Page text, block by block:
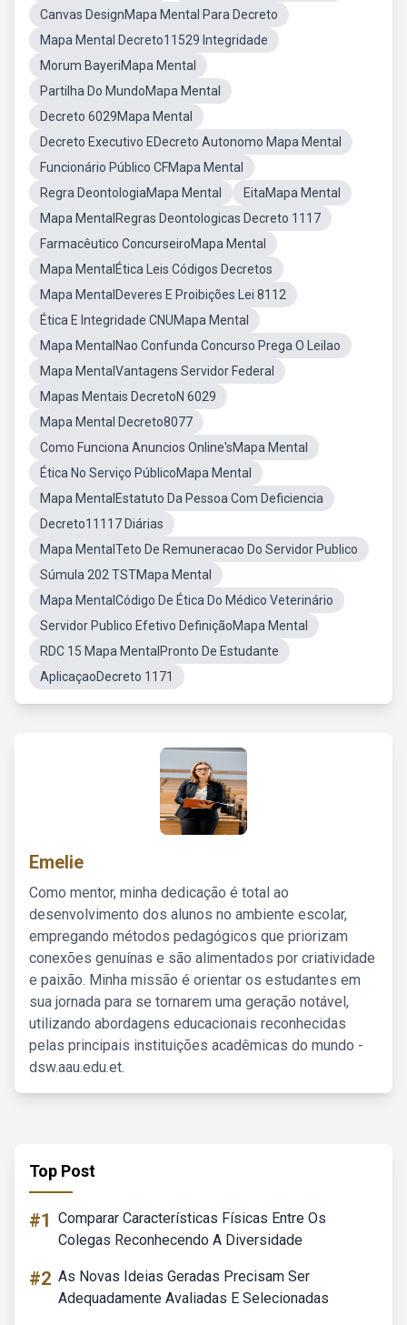
Canvas DesignMapa Mental Para Decreto
Mapa Mental Decreto11529 Integridade
Morum BayeriMapa Mental
Partilha Do MundoMapa Mental
Decreto 6029Mapa Mental
Decreto Executivo EDecreto Autonomo Mapa Mental
Funcionário Público CFMapa Mental
Regra DeontologiaMapa Mental
EitaMapa Mental
Mapa MentalRegras Deontologicas Decreto 1117
Farmacêutico ConcurseiroMapa Mental
Mapa MentalÉtica Leis Códigos Decretos
Mapa MentalDeveres E Proibições Lei 8112
Ética E Integridade CNUMapa Mental
Mapa MentalNao Confunda Concurso Prega O Leilao
Mapa MentalVantagens Servidor Federal
Mapas Mentais DecretoN 6029
Mapa Mental Decreto8077
Como Funciona Anuncios Online'sMapa Mental
Ética No Serviço PúblicoMapa Mental
Mapa MentalEstatuto Da Pessoa Com Deficiencia
Decreto11117 Diárias
Mapa MentalTeto De Remuneracao Do Servidor Publico
Súmula 202 TSTMapa Mental
Mapa MentalCódigo De Ética Do Médico Veterinário
Servidor Publico Efetivo DefiniçãoMapa Mental
RDC 15 Mapa MentalPronto De Estudante
AplicaçaoDecreto 1171
Emelie
Como mentor, minha dedicação é total ao
desenvolvimento dos alunos no ambiente escolar,
empregando métodos pedagógicos que priorizam
conexões genuínas e são alimentados por criatividade
e paixão. Minha missão é orientar os estudantes em
sua jornada para se tornarem uma geração notável,
utilizando abordagens educacionais reconhecidas
pelas principais instituições acadêmicas do mundo -
dsw.aau.edu.et.
Top Post
#1 Comparar Características Físicas Entre Os
Colegas Reconhecendo A Diversidade
#2 As Novas Ideias Geradas Precisam Ser
Adequadamente Avaliadas E Selecionadas